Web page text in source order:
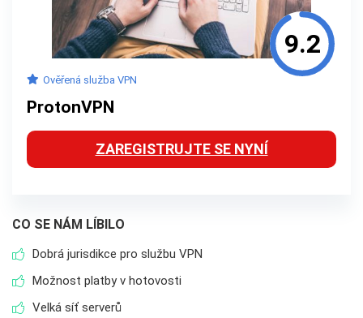
9.2
Ověřená služba VPN
ProtonVPN
ZAREGISTRUJTE SE NYNÍ
CO SE NÁM LÍBILO
Dobrá jurisdikce pro službu VPN
Možnost platby v hotovosti
Velká síť serverů